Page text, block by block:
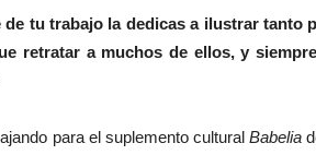
de tu trabajo la dedicas a ilustrar
retratar a muchos de ellos, y
para el suplemento culturalBabelia